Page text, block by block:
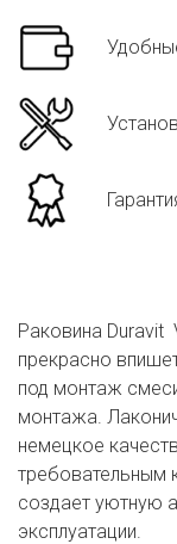
Раковина
прекрасно
под монтаж
монтажа.
немецкое
требовательным
создает уютную
эксплуатации.